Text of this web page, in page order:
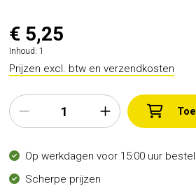
€ 5,25
Inhoud: 1
Prijzen excl. btw en verzendkosten
Op werkdagen voor 15:00 uur
Scherpe prijzen